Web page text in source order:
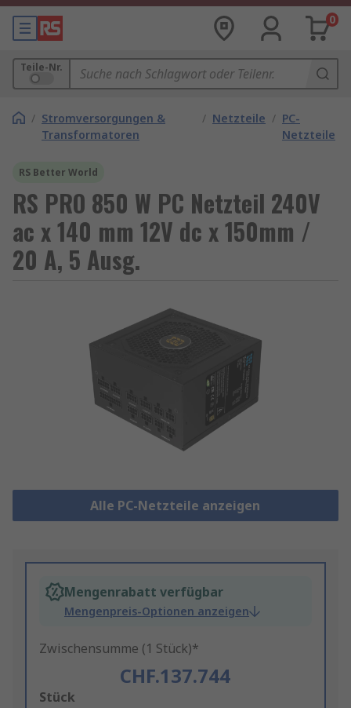
0
Teile-Nr.
/ Stromversorgungen &
Transformatoren
/ Netzteile / PC-
Netzteile
RS Better World
RS PRO 850 W PC Netzteil 240V
ac x 140 mm 12V dc x 150mm /
20 A, 5 Ausg.
Alle PC-Netzteile anzeigen
Mengenrabatt verfügbar
Mengenpreis-Optionen anzeigen
Zwischensumme (1 Stück)*
CHF.137.744
Add
Stück